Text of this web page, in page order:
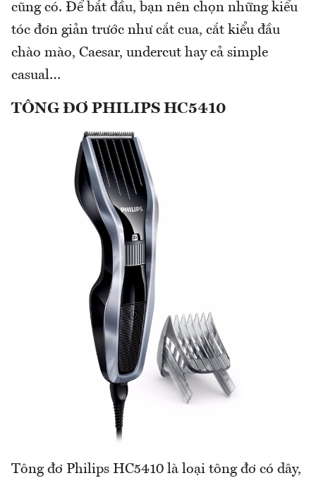
cũng có. Để bắt đầu, bạn nên chọn những kiểu
tóc đơn giản trước như cắt cua, cắt kiểu đầu
chào mào, Caesar, undercut hay cả simple
casual…
TÔNG ĐƠ PHILIPS HC5410
Tông đơ Philips HC5410 là loại tông đơ có dây,